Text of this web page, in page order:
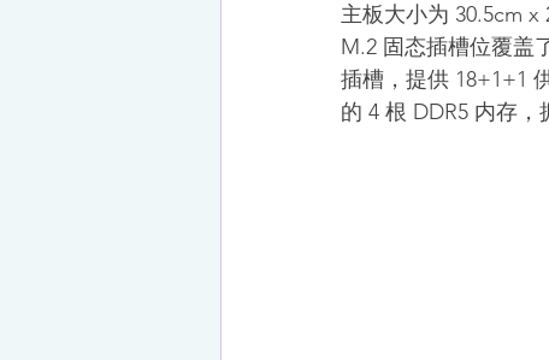
主板大小为 30.5cm
M.2 固态插槽位覆盖
插槽，提供 18+1+1
的 4 根 DDR5 内存，